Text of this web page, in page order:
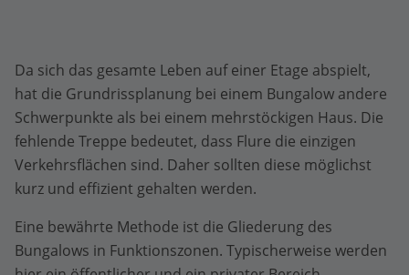
Da sich das gesamte Leben auf einer Etage abspielt,
hat die Grundrissplanung bei einem Bungalow andere
Schwerpunkte als bei einem mehrstöckigen Haus. Die
fehlende Treppe bedeutet, dass Flure die einzigen
Verkehrsflächen sind. Daher sollten diese möglichst
kurz und effizient gehalten werden.
Eine bewährte Methode ist die Gliederung des
Bungalows in Funktionszonen. Typischerweise werden